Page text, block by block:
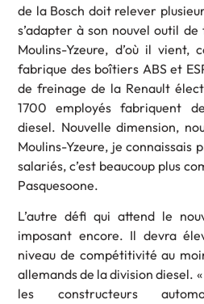
de la Bosch doit relever
s’adapter à son nouvel outil de
Moulins-Yzeure, d’où il
fabrique des boîtiers ABS et
de freinage de la Renault
1700 employés fabriquent
diesel. Nouvelle dimension,
Moulins-Yzeure, je connaissais
salariés, c’est beaucoup plus
Pasquesoone.
L’autre défi qui attend le
imposant encore. Il devra
niveau de compétitivité au
allemands de la division diesel.
les constructeurs